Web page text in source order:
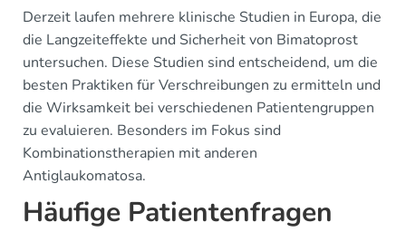
Derzeit laufen mehrere klinische Studien in Europa, die
die Langzeiteffekte und Sicherheit von Bimatoprost
untersuchen. Diese Studien sind entscheidend, um die
besten Praktiken für Verschreibungen zu ermitteln und
die Wirksamkeit bei verschiedenen Patientengruppen
zu evaluieren. Besonders im Fokus sind
Kombinationstherapien mit anderen
Antiglaukomatosa.
Häufige Patientenfragen